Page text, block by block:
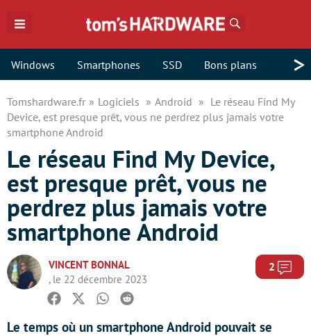
Windows Smartphones SSD Bons plans >
Tomshardware.fr Logiciels Android
Le réseau Find My
Device, est presque prêt, vous ne perdrez plus jamais votre
smartphone Android
Le réseau Find My Device,
est presque prêt, vous ne
perdrez plus jamais votre
smartphone Android
VINCENT BONNAL
, le 22 décembre 2023
2
Facebook
TwitterWhatsapp
Reddit
Le temps où un smartphone Android pouvait se